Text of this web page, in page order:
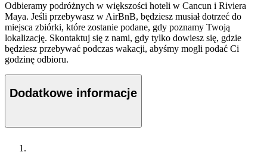
Odbieramy podróżnych w większości hoteli w Cancun i Riviera
Maya. Jeśli przebywasz w AirBnB, będziesz musiał dotrzeć do
miejsca zbiórki, które zostanie podane, gdy poznamy Twoją
lokalizację. Skontaktuj się z nami, gdy tylko dowiesz się, gdzie
będziesz przebywać podczas wakacji, abyśmy mogli podać Ci
godzinę odbioru.
Dodatkowe informacje